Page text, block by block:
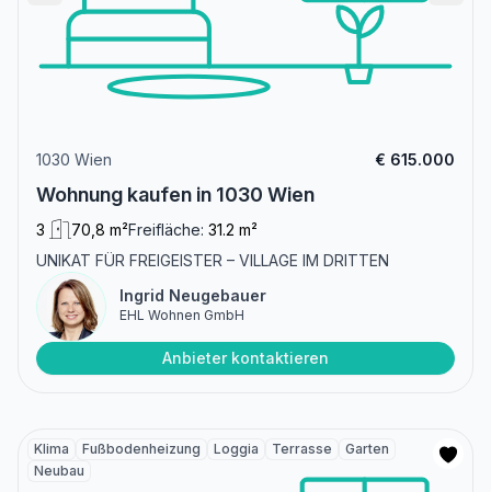
1030 Wien € 615.000
Wohnung kaufen in 1030 Wien
3 70,8 m²Freifläche: 31.2 m²
UNIKAT FÜR FREIGEISTER – VILLAGE IM DRITTEN
Ingrid Neugebauer
EHL Wohnen GmbH
Anbieter kontaktieren
Klima Fußbodenheizung Loggia Terrasse
Garten
Neubau